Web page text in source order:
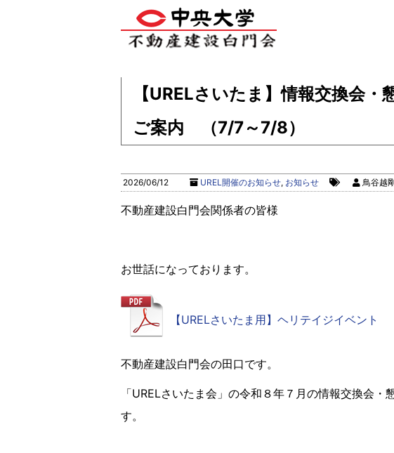
【URELさいたま】情報交換会
ご案内 （7/7～7/8）
2026/06/12 UREL開催のお知らせ, お知らせ 鳥谷越
不動産建設白門会関係者の皆様
お世話になっております。
【URELさいたま用】ヘリテイジイベント
不動産建設白門会の田口です。
「URELさいたま会」の令和８年７月の情報交換会・
す。